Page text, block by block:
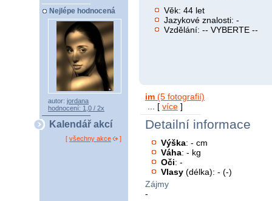
Nejlépe hodnocená
autor: jordana
hodnocení: 1,0 / 2x
Kalendář akcí
[ všechny akce ]
Věk: 44 let
Jazykové znalosti: -
Vzdělání: -- VYBERTE --
im (5 fotografií)
... [ více ]
Detailní informace
Výška: - cm
Váha: - kg
Oči: -
Vlasy (délka): - (-)
Zájmy
-